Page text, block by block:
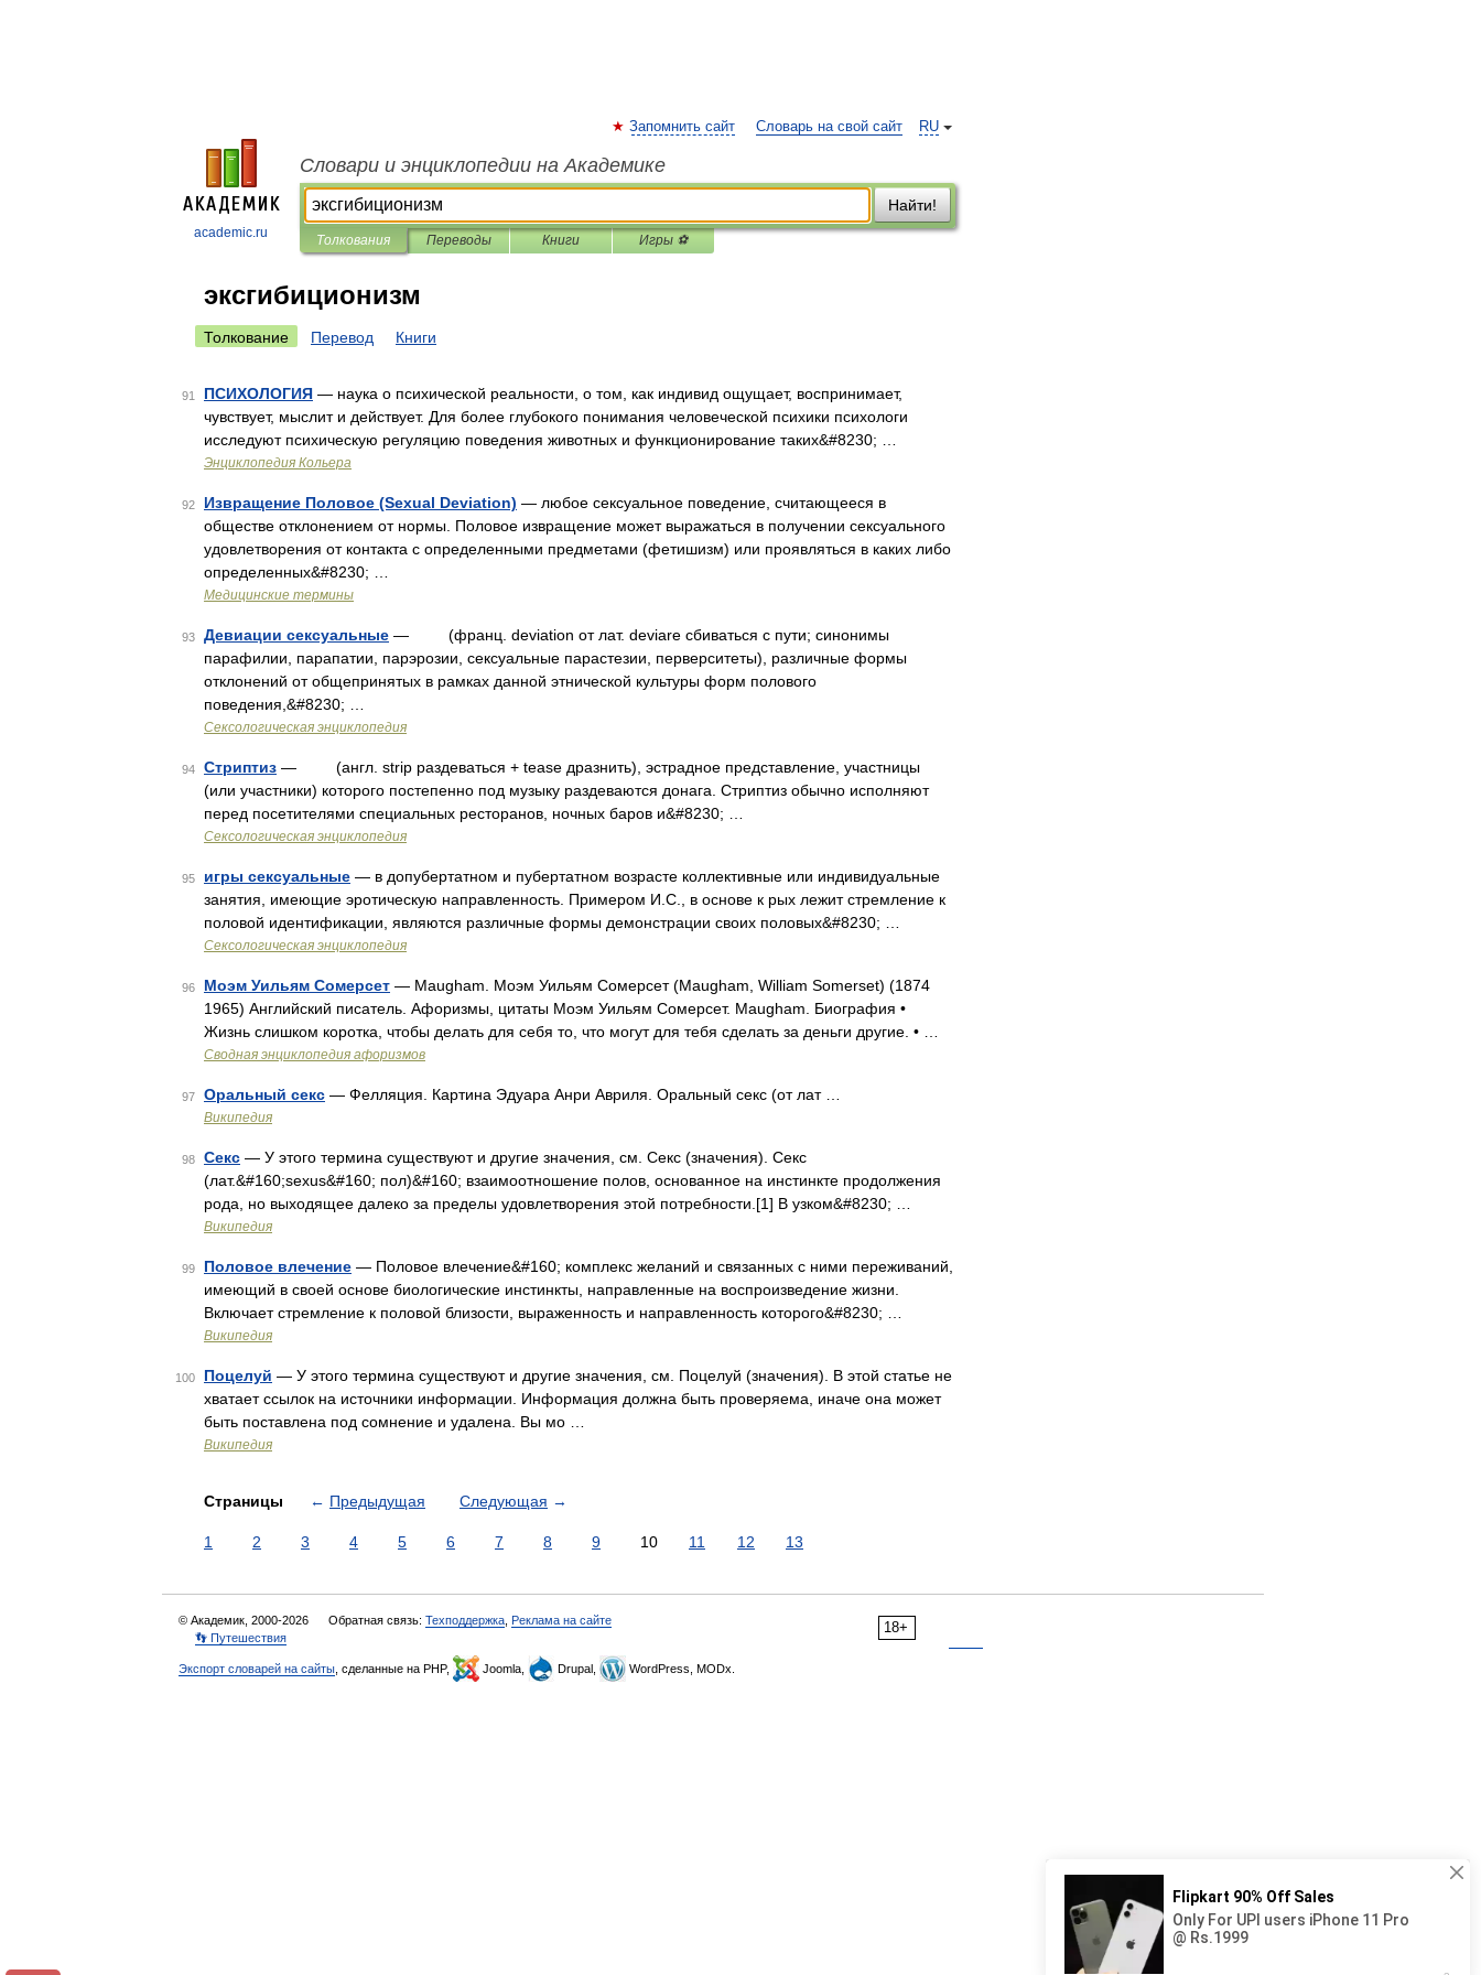
academic.ru
RU
Запомнить сайт Словарь на свой сайт
Словари и энциклопедии на Академике
Найти!
Толкования Переводы Книги Игры ⚽
эксгибиционизм
Толкование Перевод Книги
91 ПСИХОЛОГИЯ — наука о психической реальности, о том, как индивид ощущает, воспринимает,
чувствует, мыслит и действует. Для более глубокого понимания человеческой психики психологи
исследуют психическую регуляцию поведения животных и функционирование таких&#8230; …
Энциклопедия Кольера
92 Извращение Половое (Sexual Deviation) — любое сексуальное поведение, считающееся в
обществе отклонением от нормы. Половое извращение может выражаться в получении сексуального
удовлетворения от контакта с определенными предметами (фетишизм) или проявляться в каких либо
определенных&#8230; …
Медицинские термины
93 Девиации сексуальные — (франц. deviation от лат. deviare сбиваться с пути; синонимы
парафилии, парапатии, парэрозии, сексуальные парастезии, перверситеты), различные формы
отклонений от общепринятых в рамках данной этнической культуры форм полового
поведения,&#8230; …
Сексологическая энциклопедия
94 Стриптиз — (англ. strip раздеваться + tease дразнить), эстрадное представление, участницы
(или участники) которого постепенно под музыку раздеваются донага. Стриптиз обычно исполняют
перед посетителями специальных ресторанов, ночных баров и&#8230; …
Сексологическая энциклопедия
95 игры сексуальные — в допубертатном и пубертатном возрасте коллективные или индивидуальные
занятия, имеющие эротическую направленность. Примером И.С., в основе к рых лежит стремление к
половой идентификации, являются различные формы демонстрации своих половых&#8230; …
Сексологическая энциклопедия
96 Моэм Уильям Сомерсет — Maugham. Моэм Уильям Сомерсет (Maugham, William Somerset) (1874
1965) Английский писатель. Афоризмы, цитаты Моэм Уильям Сомерсет. Maugham. Биография •
Жизнь слишком коротка, чтобы делать для себя то, что могут для тебя сделать за деньги другие. • …
Сводная энциклопедия афоризмов
97 Оральный секс — Фелляция. Картина Эдуара Анри Авриля. Оральный секс (от лат …
Википедия
98 Секс — У этого термина существуют и другие значения, см. Секс (значения). Секс
(лат.&#160;sexus&#160; пол)&#160; взаимоотношение полов, основанное на инстинкте продолжения
рода, но выходящее далеко за пределы удовлетворения этой потребности.[1] В узком&#8230; …
Википедия
99 Половое влечение — Половое влечение&#160; комплекс желаний и связанных с ними переживаний,
имеющий в своей основе биологические инстинкты, направленные на воспроизведение жизни.
Включает стремление к половой близости, выраженность и направленность которого&#8230; …
Википедия
100 Поцелуй — У этого термина существуют и другие значения, см. Поцелуй (значения). В этой статье не
хватает ссылок на источники информации. Информация должна быть проверяема, иначе она может
быть поставлена под сомнение и удалена. Вы мо …
Википедия
Страницы ← Предыдущая Следующая →
1 2 3 4 5 6 7 8 9 10 11 12 13
18+
© Академик, 2000-2026 Обратная связь: Техподдержка Реклама на сайте
👣 Путешествия
Экспорт словарей на сайты , сделанные на PHP, Joomla, Drupal, WordPress, MODx.